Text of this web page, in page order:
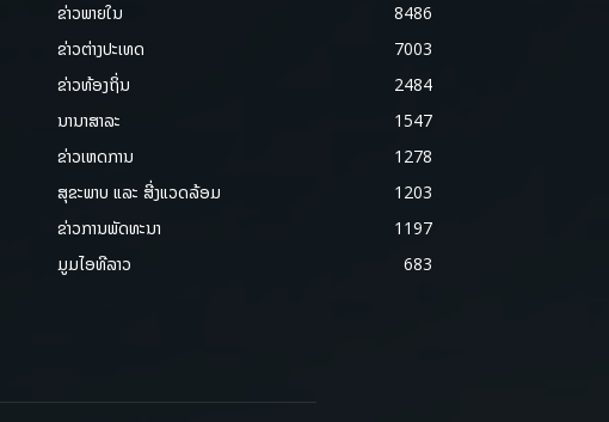
ຂ່າວພາຍ​ໃນ
8486
ຂ່າວຕ່າງປະເທດ
7003
ຂ່າວທ້ອງຖິ່ນ
2484
ນານາສາລະ
1547
ຂ່າວເຫດການ
1278
ສຸຂະພາບ ແລະ ສີ່ງແວດລ້ອມ
1203
ຂ່າວການພັດທະນາ
1197
ມູມໄອທີລາວ
683